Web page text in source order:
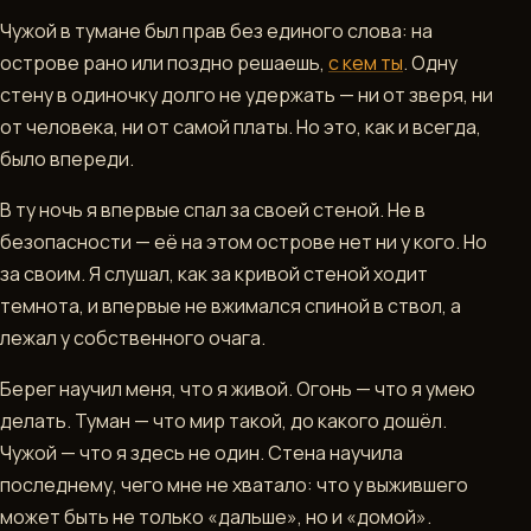
Чужой в тумане был прав без единого слова: на
острове рано или поздно решаешь, с кем ты. Одну
стену в одиночку долго не удержать — ни от зверя, ни
от человека, ни от самой платы. Но это, как и всегда,
было впереди.
В ту ночь я впервые спал за своей стеной. Не в
безопасности — её на этом острове нет ни у кого. Но
за своим. Я слушал, как за кривой стеной ходит
темнота, и впервые не вжимался спиной в ствол, а
лежал у собственного очага.
Берег научил меня, что я живой. Огонь — что я умею
делать. Туман — что мир такой, до какого дошёл.
Чужой — что я здесь не один. Стена научила
последнему, чего мне не хватало: что у выжившего
может быть не только «дальше», но и «домой».